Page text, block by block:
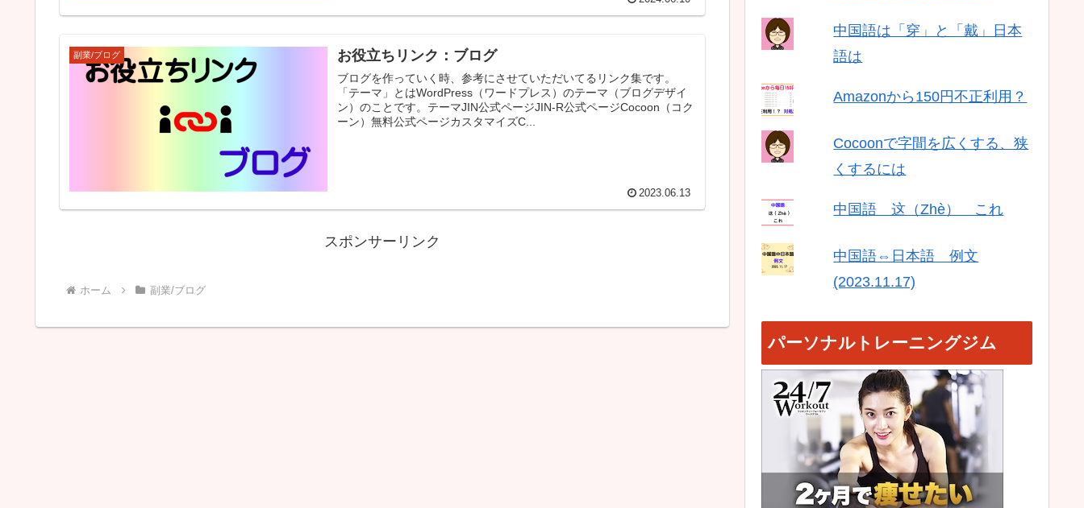
副業/ブログ お役立ちリンク：ブログ
ブログを作っていく時、参考にさせていただいてるリンク集です。
「テーマ」とはWordPress（ワードプレス）のテーマ（ブログデザイ
ン）のことです。テーマJIN公式ページJIN-R公式ページCocoon（コク
ーン）無料公式ページカスタマイズC...
2023.06.13
スポンサーリンク
ホーム 副業/ブログ
中国語は「穿」と「戴」日本
語は
Amazonから150円不正利用？
Cocoonで字間を広くする、狭
くするには
中国語 这（Zhè） これ
中国語⇔日本語 例文
(2023.11.17)
パーソナルトレーニングジム